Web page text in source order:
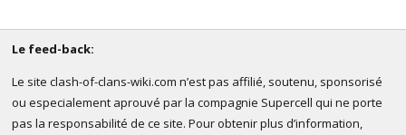
Le feed-back:
Le site clash-of-clans-wiki.com n’est pas affilié, soutenu, sponsorisé
ou especialement aprouvé par la compagnie Supercell qui ne porte
pas la responsabilité de ce site. Pour obtenir plus d’information,